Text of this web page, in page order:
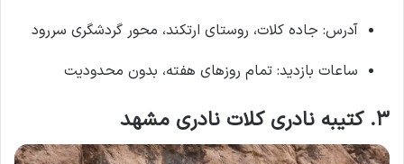
آدرس: جاده کلات، روستای ارتکند، محور گردشگری سررود
ساعات بازدید: تمام روزهای هفته، بدون محدودیت
۳. کتیبه نادری کلات نادری مشهد